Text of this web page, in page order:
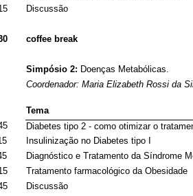
Discussão
coffee break
Simpósio 2: Doenças Metabólicas.
Coordenador: Maria Elizabeth Rossi da
Tema
Diabetes tipo 2 - como otimizar o
Insulinização no Diabetes tipo I
Diagnóstico e Tratamento da Síndrome
Tratamento farmacológico da Obesidade
Discussão